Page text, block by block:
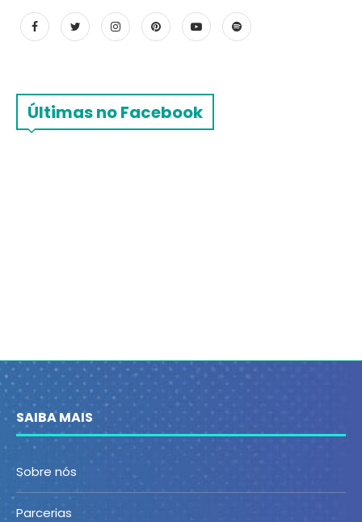
Últimas no Facebook
SAIBA MAIS
Sobre nós
Parcerias